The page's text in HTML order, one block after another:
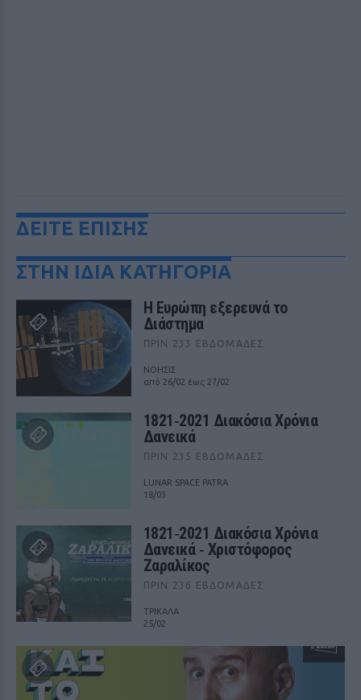
ΔΕΙΤΕ ΕΠΙΣΗΣ
ΣΤΗΝ ΙΔΙΑ ΚΑΤΗΓΟΡΙΑ
Η Ευρώπη εξερευνά το
Διάστημα
ΠΡΙΝ 233 ΕΒΔΟΜΆΔΕΣ
ΝΟΗΣΙΣ
από 26/02 έως 27/02
1821‑2021 Διακόσια Χρόνια
Δανεικά
ΠΡΙΝ 235 ΕΒΔΟΜΆΔΕΣ
LUNAR SPACE PATRA
18/03
1821‑2021 Διακόσια Χρόνια
Δανεικά ‑ Χριστόφορος
Ζαραλίκος
ΠΡΙΝ 236 ΕΒΔΟΜΆΔΕΣ
ΤΡΙΚΑΛΑ
25/02